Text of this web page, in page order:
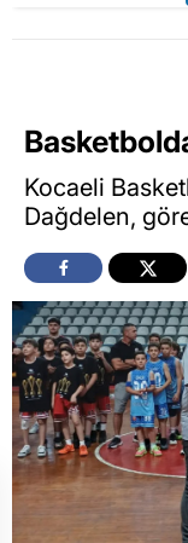
Kocaeli
Dağdelen,